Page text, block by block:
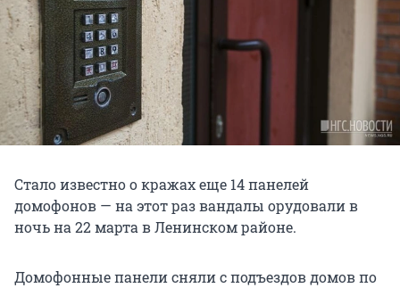
Стало известно о кражах еще 14 панелей
домофонов — на этот раз вандалы орудовали в
ночь на 22 марта в Ленинском районе.
Домофонные панели сняли с подъездов домов по